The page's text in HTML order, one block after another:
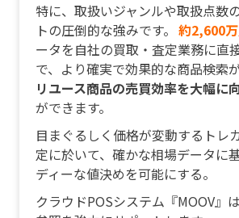
特に、取扱いジャンルや取扱点数
トの圧倒的な強みです。 約2,600
ータを自社の買取・査定業務に直
で、より確実で効果的な商品検索
リユース商品の売買効率を大幅に
ができます。
目まぐるしく価格が変動するトレ
定に於いて、確かな相場データに
ディーな値決めを可能にする。
クラウドPOSシステム『MOOV』